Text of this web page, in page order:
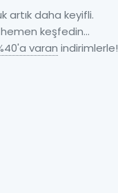
artık daha keyifli.
hemen keşfedin...
varan indirimlerle!